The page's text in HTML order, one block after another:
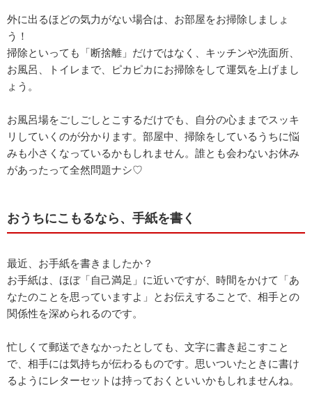
外に出るほどの気力がない場合は、お部屋をお掃除しましょ
う！
掃除といっても「断捨離」だけではなく、キッチンや洗面所、
お風呂、トイレまで、ピカピカにお掃除をして運気を上げまし
ょう。
お風呂場をごしごしとこするだけでも、自分の心ままでスッキ
リしていくのが分かります。部屋中、掃除をしているうちに悩
みも小さくなっているかもしれません。誰とも会わないお休み
があったって全然問題ナシ♡
おうちにこもるなら、手紙を書く
最近、お手紙を書きましたか？
お手紙は、ほぼ「自己満足」に近いですが、時間をかけて「あ
なたのことを思っていますよ」とお伝えすることで、相手との
関係性を深められるのです。
忙しくて郵送できなかったとしても、文字に書き起こすこと
で、相手には気持ちが伝わるものです。思いついたときに書け
るようにレターセットは持っておくといいかもしれませんね。